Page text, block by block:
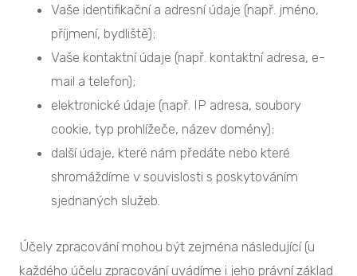
Vaše identifikační a adresní údaje (např. jméno,
příjmení, bydliště);
Vaše kontaktní údaje (např. kontaktní adresa, e-
mail a telefon);
elektronické údaje (např. IP adresa, soubory
cookie, typ prohlížeče, název domény);
další údaje, které nám předáte nebo které
shromáždíme v souvislosti s poskytováním
sjednaných služeb.
Účely zpracování mohou být zejména následující (u
každého účelu zpracování uvádíme i jeho právní základ